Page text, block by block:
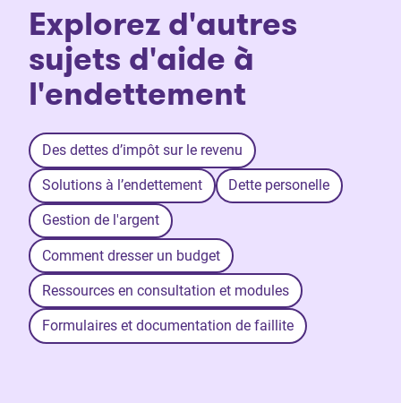
Explorez d'autres
sujets d'aide à
l'endettement
Des dettes d’impôt sur le revenu
Solutions à l’endettement Dette personelle
Gestion de l'argent
Comment dresser un budget
Ressources en consultation et modules
Formulaires et documentation de faillite